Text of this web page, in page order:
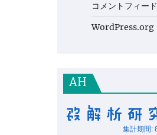
コメントフィード
WordPress.org
AH